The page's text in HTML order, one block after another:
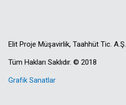
Elit Proje Müşavirlik, Taahhüt Tic. A.Ş.
Tüm Hakları Saklıdır. © 2018
Grafik Sanatlar